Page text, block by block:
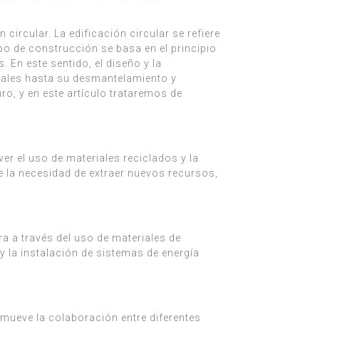
circular. La edificación circular se refiere
de construcción se basa en el principio
En este sentido, el diseño y la
hasta su desmantelamiento y
y en este artículo trataremos de
el uso de materiales reciclados y la
necesidad de extraer nuevos recursos,
a través del uso de materiales de
instalación de sistemas de energía
la colaboración entre diferentes